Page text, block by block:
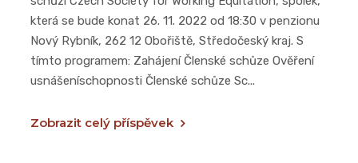
která se bude konat 26. 11. 2022 od 18:30 v penzionu
Nový Rybník, 262 12 Obořiště, Středočeský kraj. S
tímto programem: Zahájení Členské schůze Ověření
usnášeníschopnosti Členské schůze Sc...
Zobrazit celý příspěvek